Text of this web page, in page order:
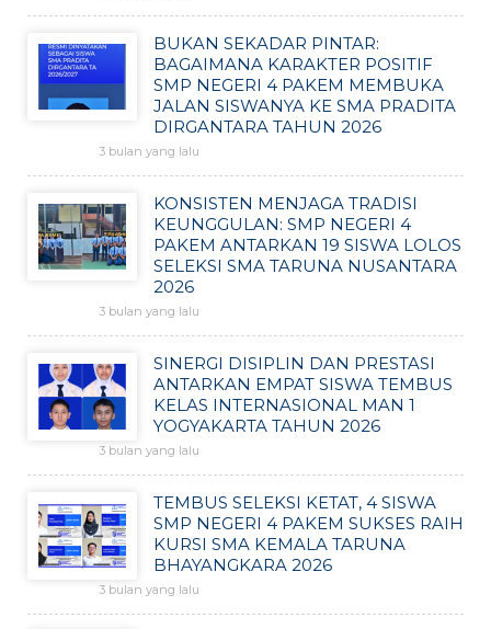
BUKAN SEKADAR PINTAR:
BAGAIMANA KARAKTER POSITIF
SMP NEGERI 4 PAKEM MEMBUKA
JALAN SISWANYA KE SMA PRADITA
DIRGANTARA TAHUN 2026
3 bulan yang lalu
KONSISTEN MENJAGA TRADISI
KEUNGGULAN: SMP NEGERI 4
PAKEM ANTARKAN 19 SISWA LOLOS
SELEKSI SMA TARUNA NUSANTARA
2026
3 bulan yang lalu
SINERGI DISIPLIN DAN PRESTASI
ANTARKAN EMPAT SISWA TEMBUS
KELAS INTERNASIONAL MAN 1
YOGYAKARTA TAHUN 2026
3 bulan yang lalu
TEMBUS SELEKSI KETAT, 4 SISWA
SMP NEGERI 4 PAKEM SUKSES RAIH
KURSI SMA KEMALA TARUNA
BHAYANGKARA 2026
3 bulan yang lalu